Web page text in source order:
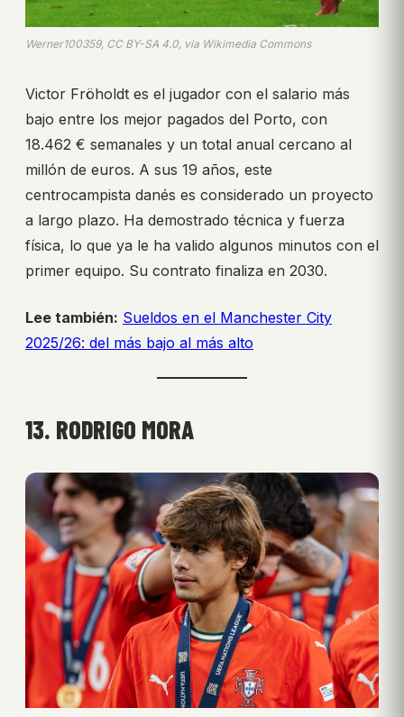
Werner100359, CC BY-SA 4.0, via Wikimedia Commons
Victor Fröholdt es el jugador con el salario más
bajo entre los mejor pagados del Porto, con
18.462 € semanales y un total anual cercano al
millón de euros. A sus 19 años, este
centrocampista danés es considerado un proyecto
a largo plazo. Ha demostrado técnica y fuerza
física, lo que ya le ha valido algunos minutos con el
primer equipo. Su contrato finaliza en 2030.
Lee también: Sueldos en el Manchester City
2025/26: del más bajo al más alto
13. RODRIGO MORA